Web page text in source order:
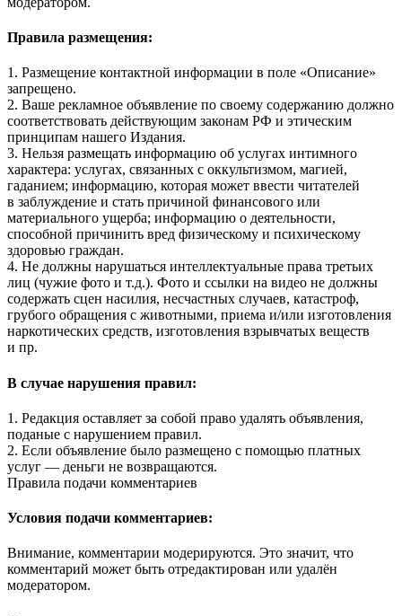
Правила размещения:
1. Размещение контактной информации в поле «Описание»
запрещено.
2. Ваше рекламное объявление по своему содержанию должно
соответствовать действующим законам РФ и этическим
принципам нашего Издания.
3. Нельзя размещать информацию об услугах интимного
характера: услугах, связанных с оккультизмом, магией,
гаданием; информацию, которая может ввести читателей
в заблуждение и стать причиной финансового или
материального ущерба; информацию о деятельности,
способной причинить вред физическому и психическому
здоровью граждан.
4. Не должны нарушаться интеллектуальные права третьих
лиц (чужие фото и т.д.). Фото и ссылки на видео не должны
содержать сцен насилия, несчастных случаев, катастроф,
грубого обращения с животными, приема и/или изготовления
наркотических средств, изготовления взрывчатых веществ
и пр.
В случае нарушения правил:
1. Редакция оставляет за собой право удалять объявления,
поданые с нарушением правил.
2. Если объявление было размещено с помощью платных
услуг — деньги не возвращаются.
Правила подачи комментариев
Условия подачи комментариев:
Внимание, комментарии модерируются. Это значит, что
комментарий может быть отредактирован или удалён
модератором.